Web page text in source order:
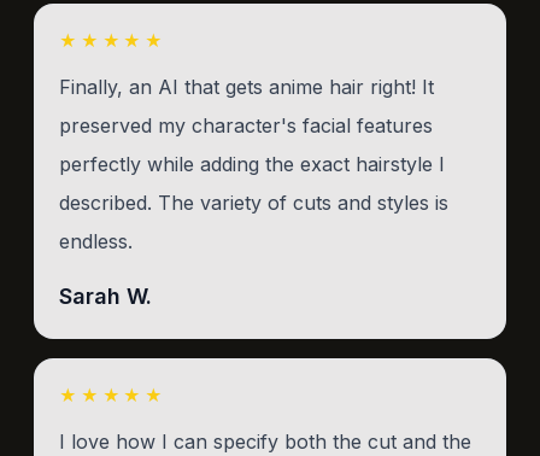
★★★★★
Finally, an AI that gets anime hair right! It
preserved my character's facial features
perfectly while adding the exact hairstyle I
described. The variety of cuts and styles is
endless.
Sarah W.
★★★★★
I love how I can specify both the cut and the